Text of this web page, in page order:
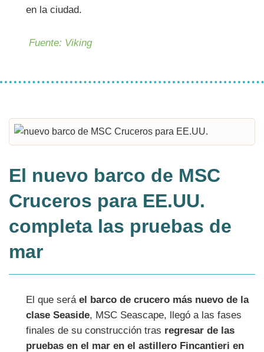
en la ciudad.
Fuente: Viking
El nuevo barco de MSC
Cruceros para EE.UU.
completa las pruebas de
mar
El que seráel barco de crucero más nuevo de la
clase Seaside, MSC Seascape, llegó a las fases
finales de su construcción tras regresar de las
pruebas en el mar en el astillero Fincantieri en